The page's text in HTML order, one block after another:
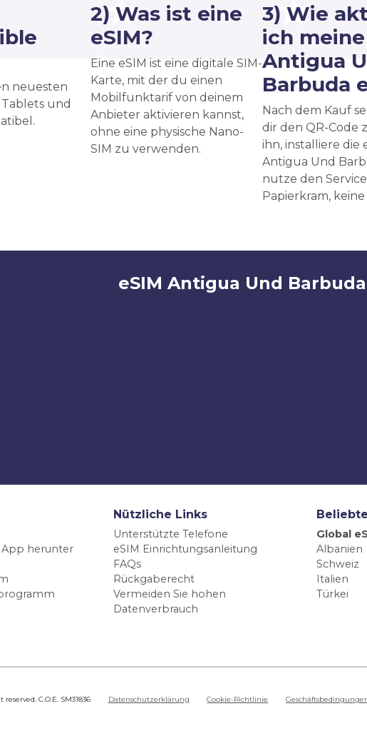
neuesten
und
2) Was ist eine
eSIM?
Eine eSIM ist eine digitale SIM-
Karte, mit der du einen
Mobilfunktarif von deinem
Anbieter aktivieren kannst,
ohne eine physische Nano-
SIM zu verwenden.
3) Wie
ich meine
Antigua
Barbuda
Nach dem Kauf
dir den QR-Code
ihn, installiere die
Antigua Und
nutze den
Papierkram,
eSIM Antigua Und
App herunter
Nützliche Links
Unterstützte Telefone
eSIM Einrichtungsanleitung
FAQs
Rückgaberecht
Vermeiden Sie hohen
Datenverbrauch
Global
Albanien
Schweiz
Italien
Türkei
C.O.E. SM31836 Datenschutzerklärung Cookie-Richtlinie